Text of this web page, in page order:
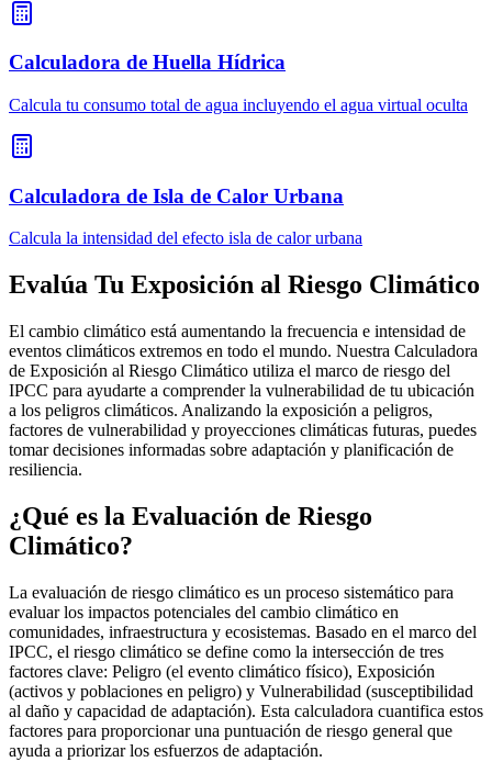
Calculadora de Huella Hídrica
Calcula tu consumo total de agua incluyendo el agua virtual oculta
Calculadora de Isla de Calor Urbana
Calcula la intensidad del efecto isla de calor urbana
Evalúa Tu Exposición al Riesgo Climático
El cambio climático está aumentando la frecuencia e intensidad de
eventos climáticos extremos en todo el mundo. Nuestra Calculadora
de Exposición al Riesgo Climático utiliza el marco de riesgo del
IPCC para ayudarte a comprender la vulnerabilidad de tu ubicación
a los peligros climáticos. Analizando la exposición a peligros,
factores de vulnerabilidad y proyecciones climáticas futuras, puedes
tomar decisiones informadas sobre adaptación y planificación de
resiliencia.
¿Qué es la Evaluación de Riesgo
Climático?
La evaluación de riesgo climático es un proceso sistemático para
evaluar los impactos potenciales del cambio climático en
comunidades, infraestructura y ecosistemas. Basado en el marco del
IPCC, el riesgo climático se define como la intersección de tres
factores clave: Peligro (el evento climático físico), Exposición
(activos y poblaciones en peligro) y Vulnerabilidad (susceptibilidad
al daño y capacidad de adaptación). Esta calculadora cuantifica estos
factores para proporcionar una puntuación de riesgo general que
ayuda a priorizar los esfuerzos de adaptación.